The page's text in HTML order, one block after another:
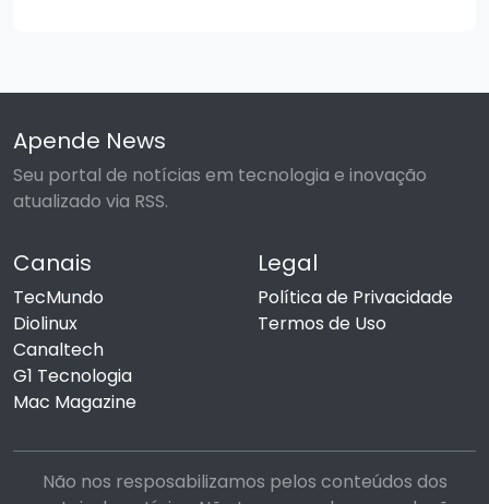
Apende News
Seu portal de notícias em tecnologia e inovação
atualizado via RSS.
Canais
TecMundo
Diolinux
Canaltech
G1 Tecnologia
Mac Magazine
Legal
Política de Privacidade
Termos de Uso
Não nos resposabilizamos pelos conteúdos dos